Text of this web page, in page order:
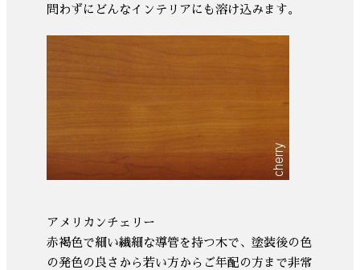
問わずにどんなインテリアにも溶け込みます。
アメリカンチェリー
赤褐色で細い繊細な導管を持つ木で、塗装後の色
の発色の良さから若い方からご年配の方まで非常